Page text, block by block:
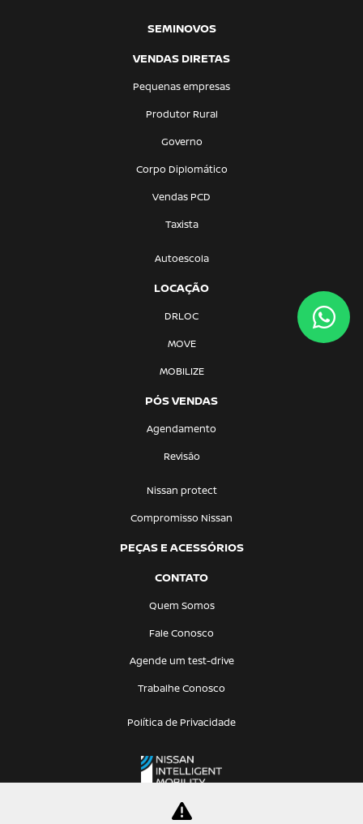
SEMINOVOS
VENDAS DIRETAS
Pequenas empresas
Produtor Rural
Governo
Corpo Diplomático
Vendas PCD
Taxista
Autoescola
LOCAÇÃO
DRLOC
MOVE
MOBILIZE
PÓS VENDAS
Agendamento
Revisão
Nissan protect
Compromisso Nissan
PEÇAS E ACESSÓRIOS
CONTATO
Quem Somos
Fale Conosco
Agende um test-drive
Trabalhe Conosco
Política de Privacidade